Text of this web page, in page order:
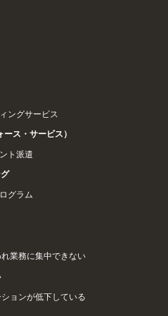
ングサービス
ス・サービス）
ト派遣
グラム
業務に集中できない
ョンが低下している